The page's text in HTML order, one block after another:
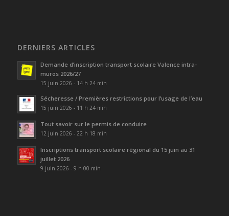
DERNIERS ARTICLES
Demande d’inscription transport scolaire Valence intra-
muros 2026/27
15 juin 2026 - 14 h 24 min
Sécheresse / Premières restrictions pour l’usage de l’eau
15 juin 2026 - 11 h 24 min
Tout savoir sur le permis de conduire
12 juin 2026 - 22 h 18 min
Inscriptions transport scolaire régional du 15 juin au 31
juillet 2026
9 juin 2026 - 9 h 00 min